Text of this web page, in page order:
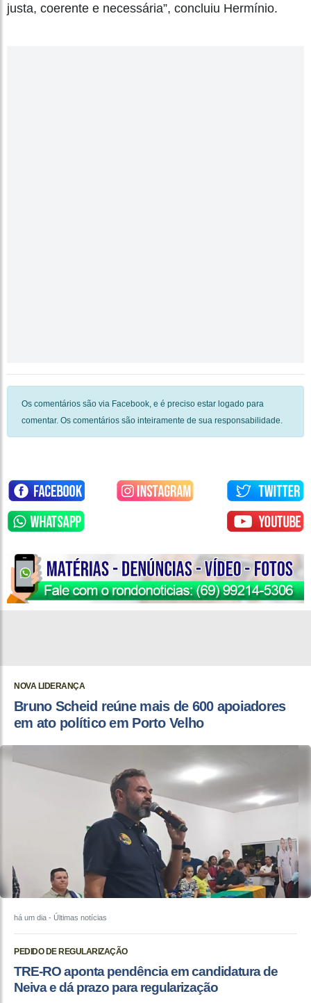
justa, coerente e necessária”, concluiu Hermínio.
Os comentários são via Facebook, e é preciso estar logado para
comentar. Os comentários são inteiramente de sua responsabilidade.
NOVA LIDERANÇA
Bruno Scheid reúne mais de 600 apoiadores
em ato político em Porto Velho
há um dia - Últimas notícias
PEDIDO DE REGULARIZAÇÃO
TRE-RO aponta pendência em candidatura de
Neiva e dá prazo para regularização